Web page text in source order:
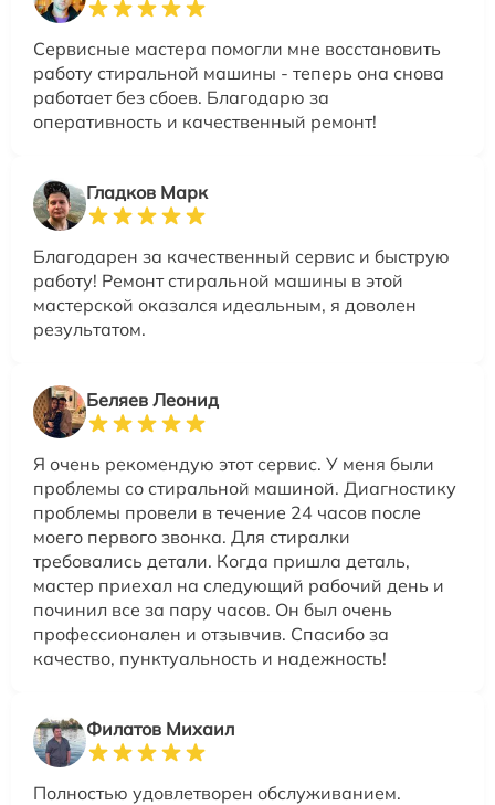
Сервисные мастера помогли мне восстановить
работу стиральной машины - теперь она снова
работает без сбоев. Благодарю за
оперативность и качественный ремонт!
Гладков Марк
Благодарен за качественный сервис и быструю
работу! Ремонт стиральной машины в этой
мастерской оказался идеальным, я доволен
результатом.
Беляев Леонид
Я очень рекомендую этот сервис. У меня были
проблемы со стиральной машиной. Диагностику
проблемы провели в течение 24 часов после
моего первого звонка. Для стиралки
требовались детали. Когда пришла деталь,
мастер приехал на следующий рабочий день и
починил все за пару часов. Он был очень
профессионален и отзывчив. Спасибо за
качество, пунктуальность и надежность!
Филатов Михаил
Полностью удовлетворен обслуживанием.